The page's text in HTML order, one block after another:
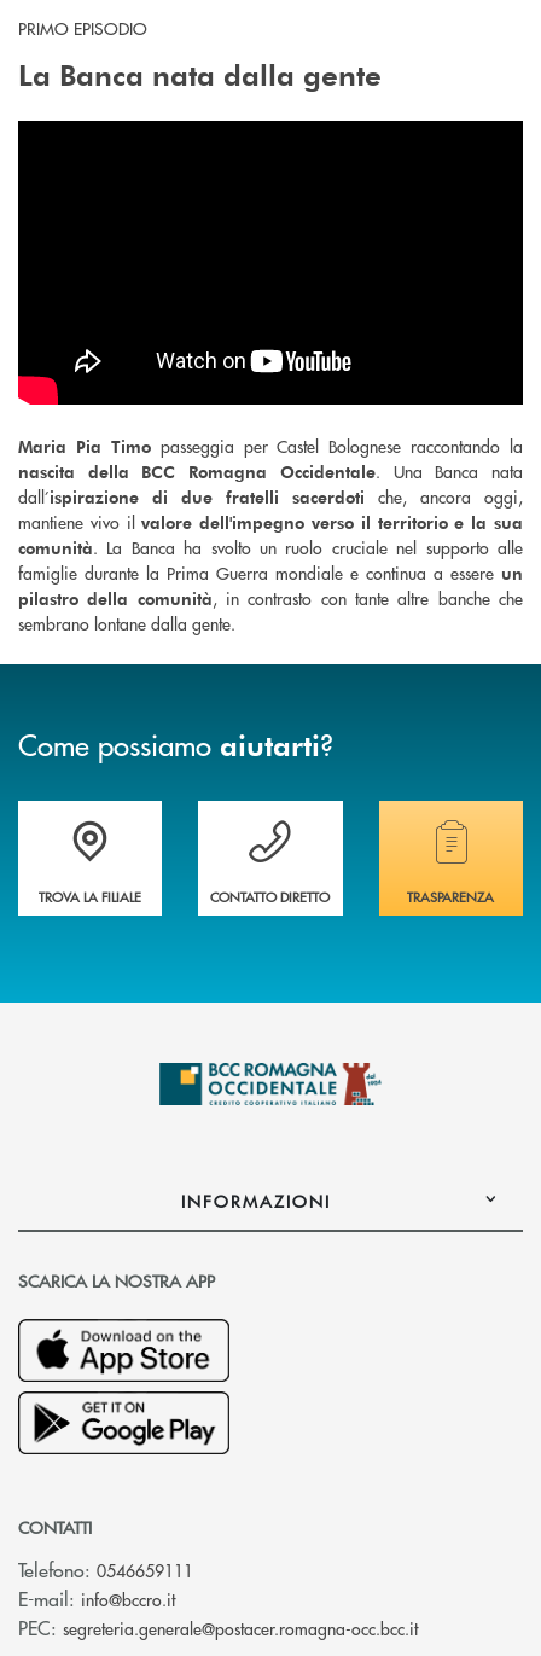
PRIMO EPISODIO
La Banca nata dalla gente
Maria Pia Timopasseggia per Castel Bolognese raccontando la
nascita della BCC Romagna Occidentale. Una Banca nata
dall’ispirazione di due fratelli sacerdoti che, ancora oggi,
mantiene vivo il valore dell'impegno verso il territorio e la sua
comunità. La Banca ha svolto un ruolo cruciale nel supporto alle
famiglie durante la Prima Guerra mondiale e continua a essere un
pilastro della comunità, in contrasto con tante altre banche che
sembrano lontane dalla gente.
Come possiamo aiutarti?
Accedi all' elenco completo delle filiali della banca.
TROVA LA FILIALE
Hai bisogno di assistenza immediata?
CONTATTO DIRETTO
Hai bisogno di
TRASPARENZA
INFORMAZIONI
SCARICA LA NOSTRA APP
CONTATTI
Telefono: 0546659111
E-mail: info@bccro.it(si apre l’app di posta elettronica)
PEC: segreteria.generale@postacer.romagna-occ.bcc.it(si apre l’app